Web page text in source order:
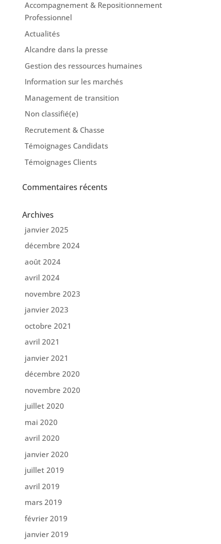
Accompagnement & Repositionnement
Professionnel
Actualités
Alcandre dans la presse
Gestion des ressources humaines
Information sur les marchés
Management de transition
Non classifié(e)
Recrutement & Chasse
Témoignages Candidats
Témoignages Clients
Commentaires récents
Archives
janvier 2025
décembre 2024
août 2024
avril 2024
novembre 2023
janvier 2023
octobre 2021
avril 2021
janvier 2021
décembre 2020
novembre 2020
juillet 2020
mai 2020
avril 2020
janvier 2020
juillet 2019
avril 2019
mars 2019
février 2019
janvier 2019